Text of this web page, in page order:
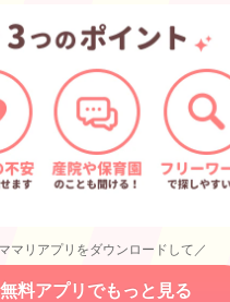
マリアプリをダウンロードして／
無料アプリでもっと見る